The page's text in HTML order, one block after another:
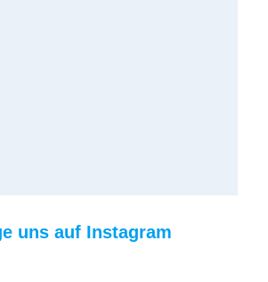
uns auf Instagram